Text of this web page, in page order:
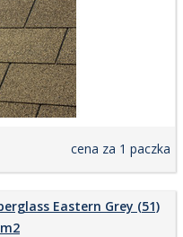
cena za 1 paczka
Eastern Grey (51)